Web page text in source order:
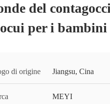
del
per i bambini
di origine Jiangsu, Cina
MEYI